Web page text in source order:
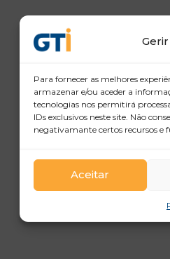
Para fornecer as melhores
armazenar e/ou aceder a
tecnologias nos permitirá
IDs exclusivos neste site. Não
negativamante certos recursos e
Aceitar